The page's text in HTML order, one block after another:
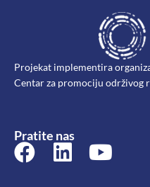
Projekat implementira
Centar za promociju održivog
Pratite nas